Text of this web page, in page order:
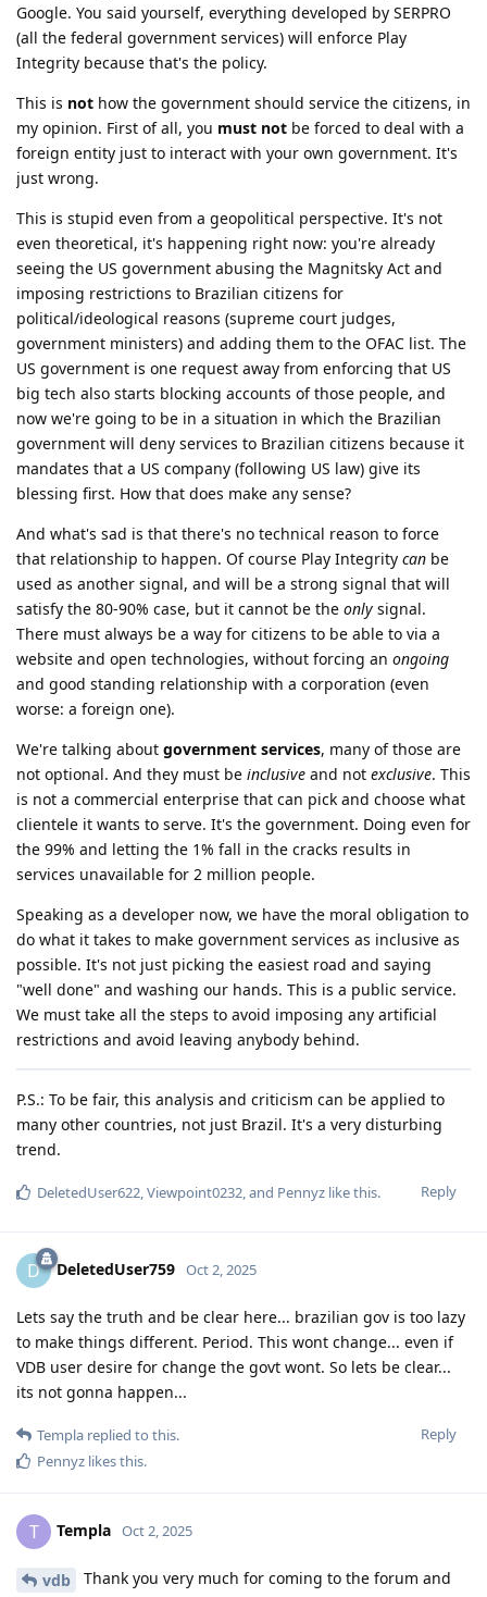
Google. You said yourself, everything developed by SERPRO
(all the federal government services) will enforce Play
Integrity because that's the policy.
This is not how the government should service the citizens, in
my opinion. First of all, you must not be forced to deal with a
foreign entity just to interact with your own government. It's
just wrong.
This is stupid even from a geopolitical perspective. It's not
even theoretical, it's happening right now: you're already
seeing the US government abusing the Magnitsky Act and
imposing restrictions to Brazilian citizens for
political/ideological reasons (supreme court judges,
government ministers) and adding them to the OFAC list. The
US government is one request away from enforcing that US
big tech also starts blocking accounts of those people, and
now we're going to be in a situation in which the Brazilian
government will deny services to Brazilian citizens because it
mandates that a US company (following US law) give its
blessing first. How that does make any sense?
And what's sad is that there's no technical reason to force
that relationship to happen. Of course Play Integrity can be
used as another signal, and will be a strong signal that will
satisfy the 80-90% case, but it cannot be the only signal.
There must always be a way for citizens to be able to via a
website and open technologies, without forcing an ongoing
and good standing relationship with a corporation (even
worse: a foreign one).
We're talking about government services, many of those are
not optional. And they must be inclusive and not exclusive. This
is not a commercial enterprise that can pick and choose what
clientele it wants to serve. It's the government. Doing even for
the 99% and letting the 1% fall in the cracks results in
services unavailable for 2 million people.
Speaking as a developer now, we have the moral obligation to
do what it takes to make government services as inclusive as
possible. It's not just picking the easiest road and saying
"well done" and washing our hands. This is a public service.
We must take all the steps to avoid imposing any artificial
restrictions and avoid leaving anybody behind.
P.S.: To be fair, this analysis and criticism can be applied to
many other countries, not just Brazil. It's a very disturbing
trend.
Reply
DeletedUser622,Viewpoint0232, and Pennyz like this.
D DeletedUser759 Oct 2, 2025
Lets say the truth and be clear here... brazilian gov is too lazy
to make things different. Period. This wont change... even if
VDB user desire for change the govt wont. So lets be clear...
its not gonna happen...
Reply
Templa replied to this.
Pennyz likes this.
T Templa Oct 2, 2025
vdb
Thank you very much for coming to the forum and